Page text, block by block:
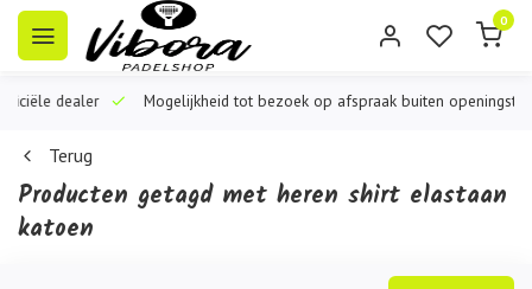
0
dealer Mogelijkheid tot bezoek op afspraak buiten openingstijden
Terug
Producten getagd met heren shirt elastaan
katoen